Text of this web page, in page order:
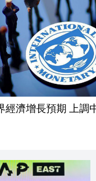
經濟增長預期 上調